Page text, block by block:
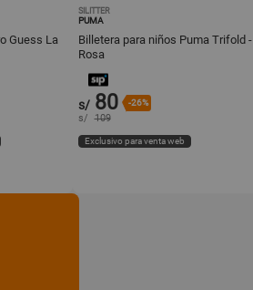
Guess La
SILITTER
PUMA
Billetera para niños Puma Trifold -
Rosa
s/ 80 -26%
s/ 109
Exclusivo para venta web